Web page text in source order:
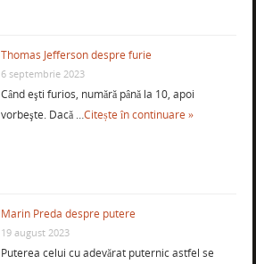
Thomas Jefferson despre furie
6 septembrie 2023
Când eşti furios, numără până la 10, apoi
vorbeşte. Dacă …Citește în continuare »
Marin Preda despre putere
19 august 2023
Puterea celui cu adevărat puternic astfel se